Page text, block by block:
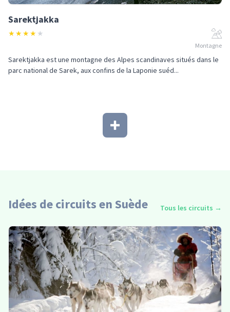
Sarektjakka
★★★★ ★
Montagne
Sarektjakka est une montagne des Alpes scandinaves situés dans le
parc national de Sarek, aux confins de la Laponie suéd...
Idées de circuits en Suède Tous les circuits →